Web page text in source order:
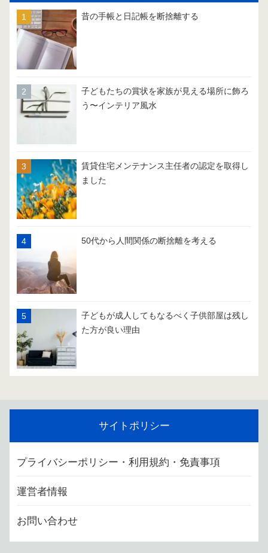
昔の手帳と日記帳を断捨離する
子どもたちの賞状を家族が見える場所に飾ろ
う〜インテリア風水
賃貸住宅メンテナンス主任者の認定を取得し
ました
50代から人間関係の断捨離を考える
子どもが成人してもなるべく子供部屋は残し
た方が良い理由
サイトポリシー
プライバシーポリシー・利用規約・免責事項
運営者情報
お問い合わせ